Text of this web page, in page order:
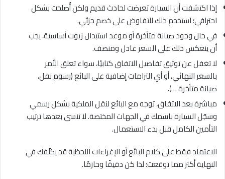
إذا اكتشفت أن السيارة تعرضت لحادث قديم ولكن أُصلحت بشكل
احترافي؛ استخدم ذلك للتفاوض على خصم جزئي.
في حال وجود صيانة متأخرة أو موعد استبدال زيوت أساسية، يجب
أن ينعكس ذلك على السعر عادل ومنصف.
لا تغفل عن توثيق تفاصيل الاتفاق كتابيًا، سواء تعلق الأمر
بالسعر النهائي، أو أي التزامات إضافية على البائع (رسوم نقل،
صيانة متأخرة …).
مباشرة بعد الاتفاق، توجه مع البائع لنقل الملكية بشكل رسمي
وسجّل السيارة باسمك في الجهات المختصة. لا تنسى بعدها ترتيب
التأمين الكامل قبل بدء الاستعمال.
الاعتماد فقط على كلام البائع أو الإغراءات اللحظية قد يكلّفك في
النهاية أكثر مما توقعت؛ لذا كن دقيقًا وحازمًا.